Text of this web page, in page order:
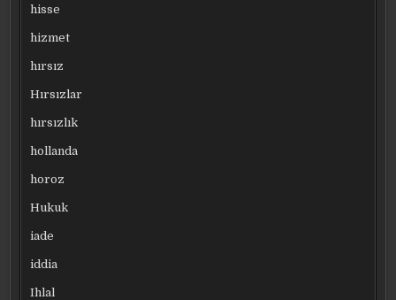
hisse
hizmet
hırsız
Hırsızlar
hırsızlık
hollanda
horoz
Hukuk
iade
iddia
Ihlal